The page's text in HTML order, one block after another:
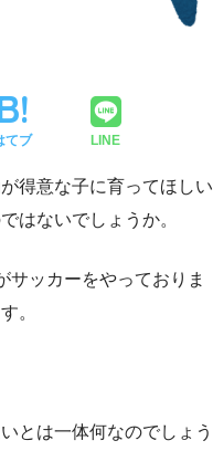
てブ LINE
得意な子に育ってほしい
はないでしょうか。
サッカーをやっておりま
。
とは一体何なのでしょう